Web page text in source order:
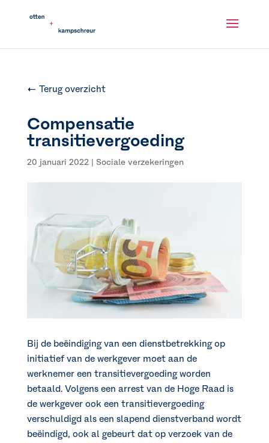
← Terug overzicht
Compensatie
transitievergoeding
20 januari 2022| Sociale verzekeringen
Bij de beëindiging van een dienstbetrekking op
initiatief van de werkgever moet aan de
werknemer een transitievergoeding worden
betaald. Volgens een arrest van de Hoge Raad is
de werkgever ook een transitievergoeding
verschuldigd als een slapend dienstverband wordt
beëindigd, ook al gebeurt dat op verzoek van de